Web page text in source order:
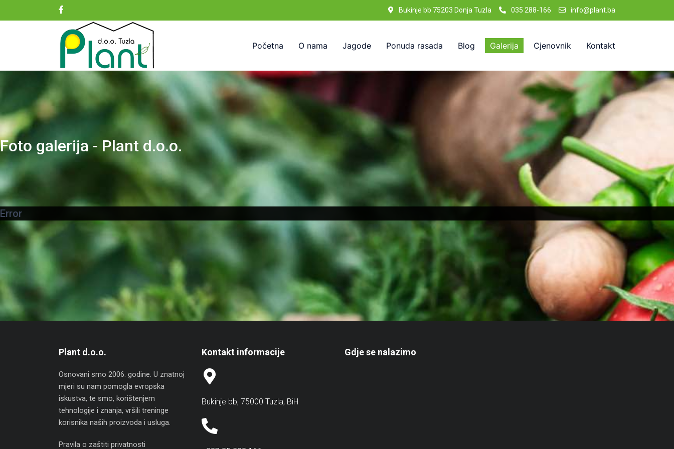
Bukinje bb 75203 Donja Tuzla 035 288-166 info@plant.ba
Početna O nama Jagode Ponuda rasada Blog Galerija Cjenovnik Kontakt
Foto galerija - Plant d.o.o.
Error
Plant d.o.o.
Osnovani smo 2006. godine. U znatnoj
mjeri su nam pomogla evropska
iskustva, te smo, korištenjem
tehnologije i znanja, vršili treninge
korisnika naših proizvoda i usluga.
Pravila o zaštiti privatnosti
Kontakt informacije
Bukinje bb, 75000 Tuzla, BiH
Gdje se nalazimo